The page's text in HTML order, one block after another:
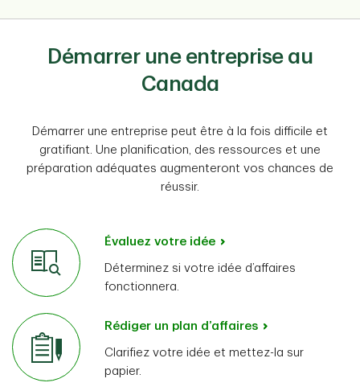
Démarrer une entreprise au
Canada
Démarrer une entreprise peut être à la fois difficile et
gratifiant. Une planification, des ressources et une
préparation adéquates augmenteront vos chances de
réussir.
Évaluez votre idée
Déterminez si votre idée d’affaires
fonctionnera.
Rédiger un plan d’affaires
Clarifiez votre idée et mettez-la sur
papier.